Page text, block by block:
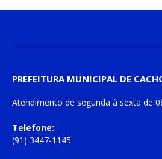
PREFEITURA MUNICIPAL DE
Atendimento de segunda à sexta de
Telefone:
(91) 3447-1145